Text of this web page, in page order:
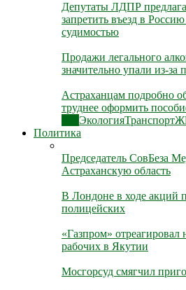
Депутаты ЛДПР
запретить въезд в
судимостью
Продажи легального
значительно упали из-за
Астраханцам подробно
труднее оформить
ЭкологияТранспорт
Политика
Председатель СовБеза
Астраханскую область
В Лондоне в ходе акций
полицейских
«Газпром» отреагировал
рабочих в Якутии
Мосгорсуд смягчил